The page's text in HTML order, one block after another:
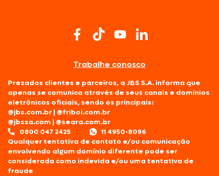
Trabalhe conosco
Prezados clientes e parceiros, a JBS S.A. informa que
apenas se comunica através de seus canais e domínios
eletrônicos oficiais, sendo os principais:
@jbs.com.br |@friboi.com.br
@jbssa.com |@seara.com.br
0800 047 2425
11 4950-8096
Qualquer tentativa de contato e/ou comunicação
envolvendo algum domínio diferente pode ser
considerada como indevida e/ou uma tentativa de
fraude